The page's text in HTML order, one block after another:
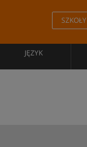
SZKOŁY
JĘZYK